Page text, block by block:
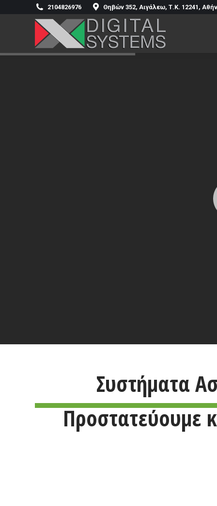
2104826976 Θηβών 352, Αιγάλεω, Τ.Κ. 12241,
Συστήματα
Προστατεύουμε
Αρχική Η